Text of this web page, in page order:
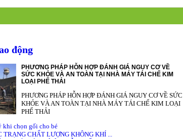
động
PHƯƠNG PHÁP HỖN HỢP ĐÁNH GIÁ NGUY CƠ VỀ
SỨC KHỎE VÀ AN TOÀN TẠI NHÀ MÁY TÁI CHẾ KIM
LOẠI PHẾ THẢI
PHƯƠNG PHÁP HỖN HỢP ĐÁNH GIÁ NGUY CƠ VỀ SỨC
KHỎE VÀ AN TOÀN TẠI NHÀ MÁY TÁI CHẾ KIM LOẠI
PHẾ THẢI
khi chọn gối cho bé
CHẤT LƯỢNG KHÔNG KHÍ ...